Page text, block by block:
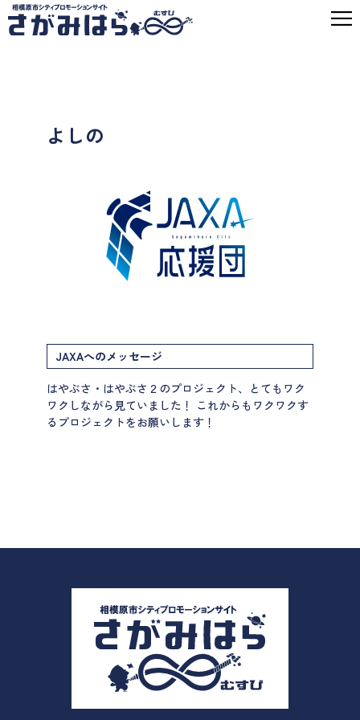
よしの
JAXAへのメッセージ
はやぶさ・はやぶさ２のプロジェクト、とてもワク
ワクしながら見ていました！ これからもワクワクす
るプロジェクトをお願いします！